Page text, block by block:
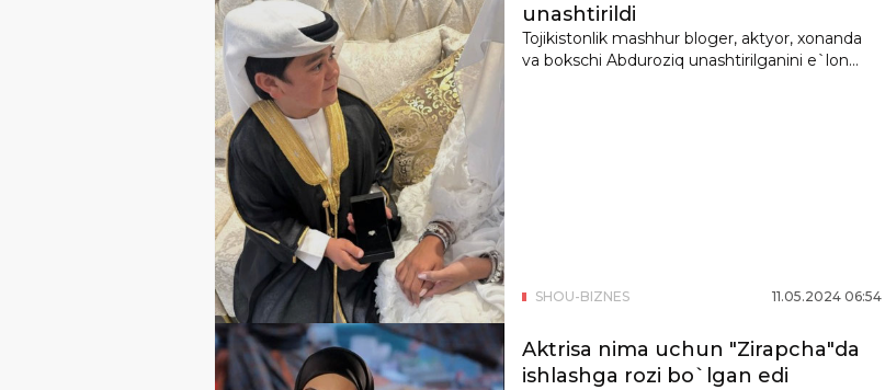
SHOU-BIZNES 11.05.2024 06:54
unashtirildi
Tojikistonlik mashhur bloger, aktyor, xonanda
va bokschi Abduroziq unashtirilganini e`lon...
Aktrisa nima uchun "Zirapcha"da
ishlashga rozi bo`lgan edi